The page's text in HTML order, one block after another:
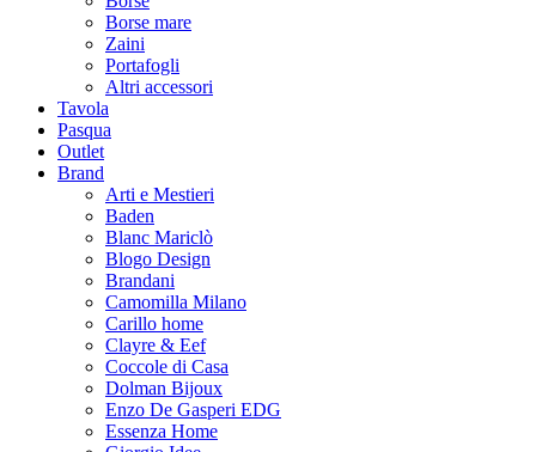
Borse mare
Zaini
Portafogli
Altri accessori
Tavola
Pasqua
Outlet
Brand
Arti e Mestieri
Baden
Blanc Mariclò
Blogo Design
Brandani
Camomilla Milano
Carillo home
Clayre & Eef
Coccole di Casa
Dolman Bijoux
Enzo De Gasperi EDG
Essenza Home